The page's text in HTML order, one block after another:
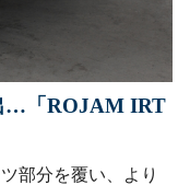
…「ROJAM IRT
部分を覆い、より